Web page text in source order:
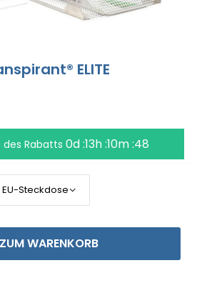
ELITE
des Rabatts 0d :13h :10m :47
ZUM WARENKORB